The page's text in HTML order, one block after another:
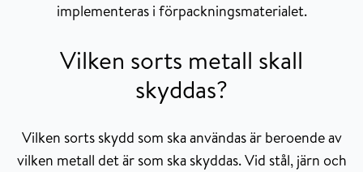
implementeras i förpackningsmaterialet.
Vilken sorts metall skall
skyddas?
Vilken sorts skydd som ska användas är beroende av
vilken metall det är som ska skyddas. Vid stål, järn och